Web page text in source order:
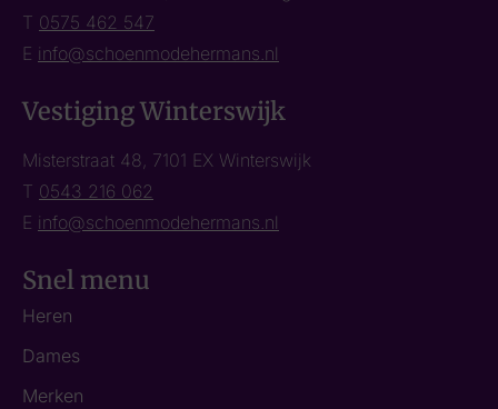
T 0575 462 547
E info@schoenmodehermans.nl
Vestiging Winterswijk
Misterstraat 48, 7101 EX Winterswijk
T 0543 216 062
E info@schoenmodehermans.nl
Snel menu
Heren
Dames
Merken